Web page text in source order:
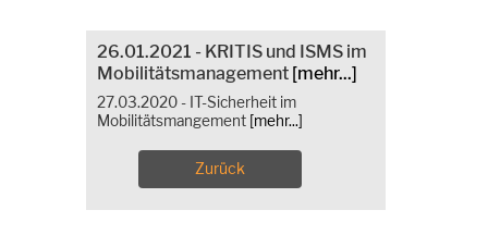
26.01.2021 - KRITIS und ISMS im
Mobilitätsmanagement [mehr...]
27.03.2020 - IT-Sicherheit im
Mobilitätsmangement [mehr...]
Zurück